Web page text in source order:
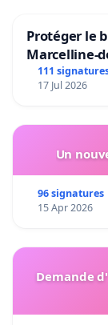
Protéger le
Marcelline-
111
17 Jul 2026
Un
96 signatures
15 Apr 2026
Demande